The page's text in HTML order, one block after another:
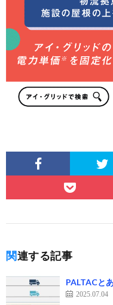
関連する記事
PALTACと
2025.07.04